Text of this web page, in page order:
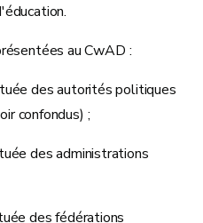
au CwAD :
des autorités politiques
confondus) ;
des administrations
des fédérations